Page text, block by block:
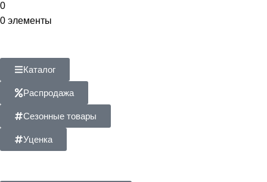
0
0 элементы
Каталог
Распродажа
Сезонные товары
Уценка